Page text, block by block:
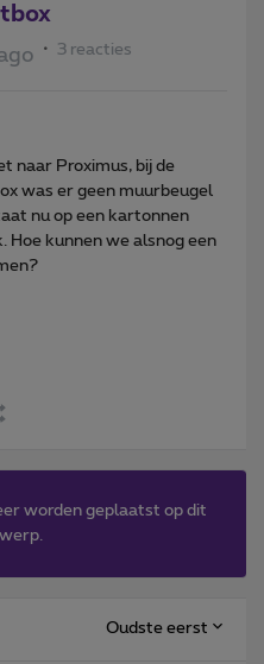
3 reacties
naar Proximus, bij de
was er geen muurbeugel
nu op een kartonnen
Hoe kunnen we alsnog een
worden geplaatst op dit
Oudste eerst